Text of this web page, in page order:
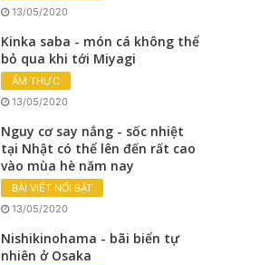
13/05/2020
Kinka saba - món cá không thể
bỏ qua khi tới Miyagi
ẨM THỰC
13/05/2020
Nguy cơ say nắng - sốc nhiệt
tại Nhật có thể lên đến rất cao
vào mùa hè năm nay
BÀI VIẾT NỔI BẬT
13/05/2020
Nishikinohama - bãi biển tự
nhiên ở Osaka